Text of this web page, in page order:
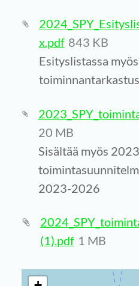
x.pdf 843 KB
Esityslistassa
20 MB
Sisältää myös 2023
2023-2026
(1).pdf 1 MB